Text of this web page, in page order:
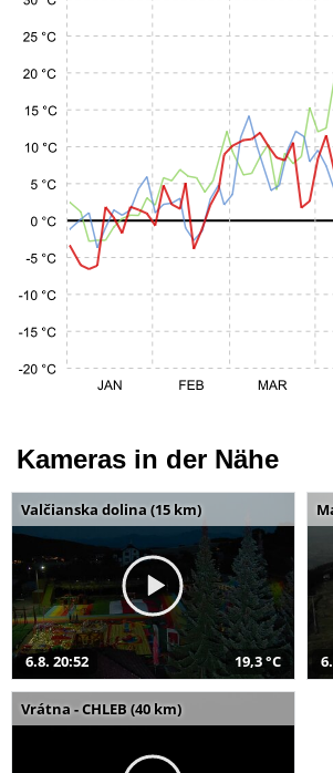
Kameras in der Nähe
Valčianska dolina (15 km)
6.8. 20:52 19,3 °C
Vrátna - CHLEB (40 km)